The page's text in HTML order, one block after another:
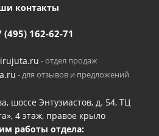
контакты
(495) 162-62-71
- отдел продаж
- для отзывов и предложений
шоссе Энтузиастов, д. 54, ТЦ
4 этаж, правое крыло
работы отдела: